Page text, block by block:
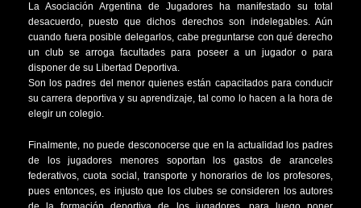
La Asociación Argentina de Jugadores ha manifestado su total
desacuerdo, puesto que dichos derechos son indelegables. Aún
cuando fuera posible delegarlos, cabe preguntarse con qué derecho
un club se arroga facultades para poseer a un jugador o para
disponer de su Libertad Deportiva.
Son los padres del menor quienes están capacitados para conducir
su carrera deportiva y su aprendizaje, tal como lo hacen a la hora de
elegir un colegio.
Finalmente, no puede desconocerse que en la actualidad los padres
de los jugadores menores soportan los gastos de aranceles
federativos, cuota social, transporte y honorarios de los profesores,
pues entonces, es injusto que los clubes se consideren los autores